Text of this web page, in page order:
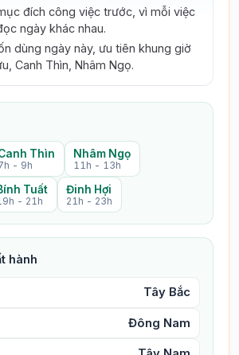
đích công việc trước, vì mỗi việc
ngày khác nhau.
dùng ngày này, ưu tiên khung giờ
Canh Thìn, Nhâm Ngọ.
Thìn
- 9h
Nhâm Ngọ
11h - 13h
Tuất
- 21h
Đinh Hợi
21h - 23h
hành
Tây Bắc
Đông Nam